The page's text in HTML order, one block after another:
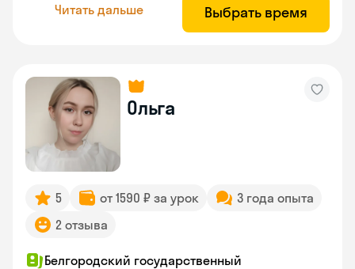
Читать дальше Выбрать время
Ольга
5 от 1590 ₽ за урок
3 года опыта
2 отзыва
Белгородский государственный